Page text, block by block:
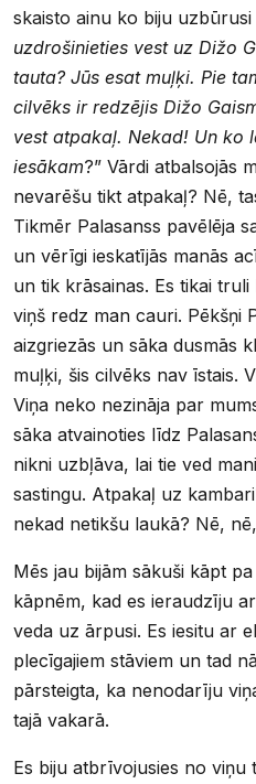
skaisto ainu ko biju uzbūrusi
uzdrošinieties vest uz Dižo
tauta? Jūs esat muļķi. Pie
cilvēks ir redzējis Dižo
vest atpakaļ. Nekad! Un ko
iesākam?” Vārdi atbalsojās
nevarēšu tikt atpakaļ? Nē,
Tikmēr Palasanss pavēlēja
un vērīgi ieskatījās manās
un tik krāsainas. Es tikai
viņš redz man cauri. Pēkšņi
aizgriezās un sāka dusmās
muļķi, šis cilvēks nav īstais.
Viņa neko nezināja par
sāka atvainoties līdz
nikni uzbļāva, lai tie ved
sastingu. Atpakaļ uz
nekad netikšu laukā? Nē,
Mēs jau bijām sākuši kāpt
kāpnēm, kad es ieraudzīju
veda uz ārpusi. Es iesitu ar
plecīgajiem stāviem un tad
pārsteigta, ka nenodarīju
tajā vakarā.
Es biju atbrīvojusies no viņu